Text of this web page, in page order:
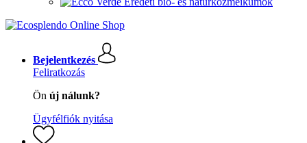
Bejelentkezés
Feliratkozás
Ön új nálunk?
Ügyfélfiók nyitása